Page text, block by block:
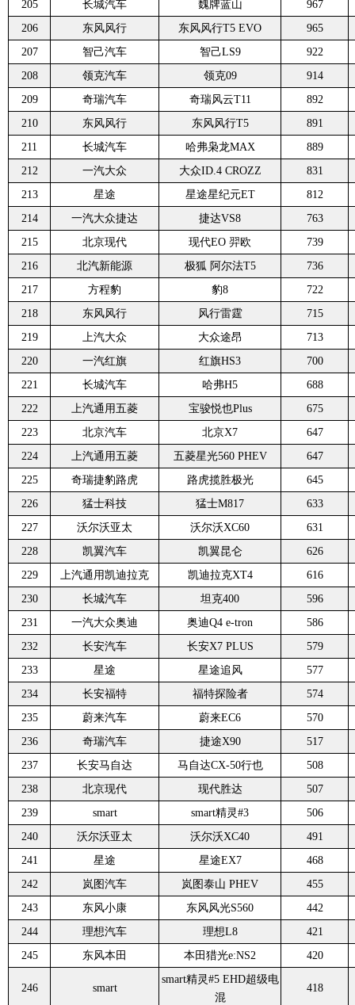
205 长城汽车 魏牌蓝山
967
206
东风风行 东风风行T5 EVO
965
207
智己汽车 智己LS9
922
208
领克汽车 领克09
914
209
奇瑞汽车 奇瑞风云T11
892
210
东风风行 东风风行T5
891
211
长城汽车 哈弗枭龙MAX
889
212
一汽大众 大众ID.4 CROZZ
831
213
星途 星途星纪元ET
812
214
一汽大众捷达 捷达VS8
763
215
北京现代 现代EO 羿欧
739
216
北汽新能源 极狐 阿尔法T5
736
217
方程豹 豹8
722
218
东风风行 风行雷霆
715
219
上汽大众 大众途昂
713
220
一汽红旗 红旗HS3
700
221
长城汽车 哈弗H5
688
222
上汽通用五菱 宝骏悦也Plus
675
223
北京汽车 北京X7
647
224
上汽通用五菱 五菱星光560 PHEV
647
225
奇瑞捷豹路虎 路虎揽胜极光
645
226
猛士科技 猛士M817
633
227
沃尔沃亚太 沃尔沃XC60
631
228
凯翼汽车 凯翼昆仑
626
229
上汽通用凯迪拉克 凯迪拉克XT4
616
230
长城汽车 坦克400
596
231
一汽大众奥迪 奥迪Q4 e-tron
586
232
长安汽车 长安X7 PLUS
579
233
星途 星途追风
577
234
长安福特 福特探险者
574
235
蔚来汽车 蔚来EC6
570
236
奇瑞汽车 捷途X90
517
237
长安马自达 马自达CX-50行也
508
238
北京现代 现代胜达
507
239
smart smart精灵#3
506
240
沃尔沃亚太 沃尔沃XC40
491
241
星途 星途EX7
468
242
岚图汽车 岚图泰山 PHEV
455
243
东风小康 东风风光S560
442
244
理想汽车 理想L8
421
245
东风本田 本田猎光e:NS2 420
246 smart
smart精灵#5 EHD超级电
混
418